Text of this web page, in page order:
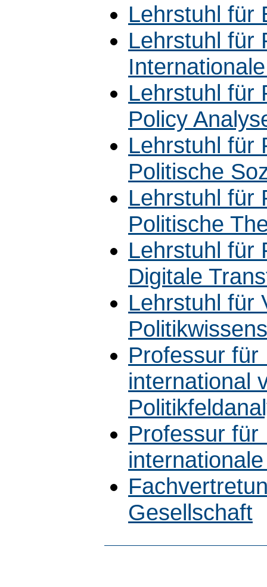
Lehrstuhl für
Lehrstuhl für
Lehrstuhl für
Policy
Lehrstuhl für
Politische
Lehrstuhl für
Politische
Lehrstuhl für
Digitale
Lehrstuhl für
Professur für
international
Professur für
Gesellschaft